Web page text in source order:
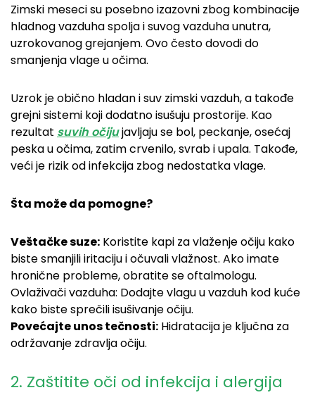
Zimski meseci su posebno izazovni zbog kombinacije
hladnog vazduha spolja i suvog vazduha unutra,
uzrokovanog grejanjem. Ovo često dovodi do
smanjenja vlage u očima.
Uzrok je obično hladan i suv zimski vazduh, a takođe
grejni sistemi koji dodatno isušuju prostorije. Kao
rezultat suvih očijujavljaju se bol, peckanje, osećaj
peska u očima, zatim crvenilo, svrab i upala. Takođe,
veći je rizik od infekcija zbog nedostatka vlage.
Šta može da pomogne?
Veštačke suze: Koristite kapi za vlaženje očiju kako
biste smanjili iritaciju i očuvali vlažnost. Ako imate
hronične probleme, obratite se oftalmologu.
Ovlaživači vazduha: Dodajte vlagu u vazduh kod kuće
kako biste sprečili isušivanje očiju.
Povećajte unos tečnosti: Hidratacija je ključna za
održavanje zdravlja očiju.
2. Zaštitite oči od infekcija i alergija